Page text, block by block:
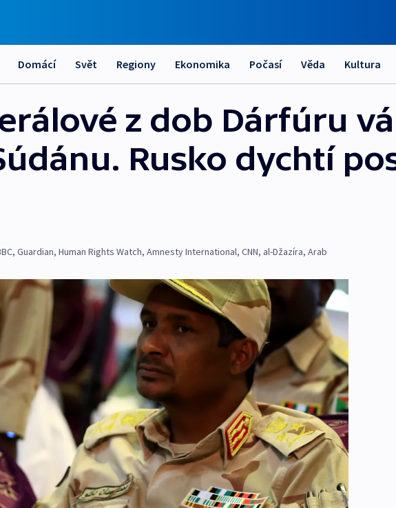
Domácí Svět Regiony Ekonomika Počasí Věda Kultura
z dob Dárfúru
Rusko dychtí
, Guardian, Human Rights Watch, Amnesty International, CNN, al-Džazíra, Arab